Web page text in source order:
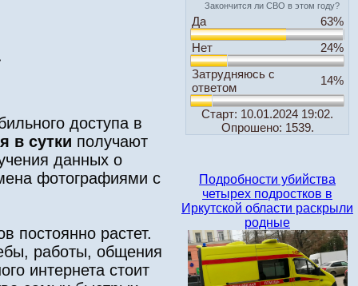
доступа в
в сутки получают
данных о
фотографиями с
постоянно растет.
работы, общения
интернета стоит
Закончится ли СВО в этом году?
Да
63%
Нет
24%
Затрудняюсь с
ответом
14%
Старт: 10.01.2024 19:02.
Опрошено: 1539.
Подробности убийства
четырех подростков в
Иркутской области раскрыли
родные